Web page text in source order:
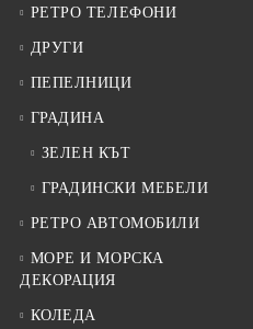
РЕТРО ТЕЛЕФОНИ
ДРУГИ
ПЕПЕЛНИЦИ
ГРАДИНА
ЗЕЛЕН КЪТ
ГРАДИНСКИ МЕБЕЛИ
РЕТРО АВТОМОБИЛИ
МОРЕ И МОРСКА
ДЕКОРАЦИЯ
КОЛЕДА